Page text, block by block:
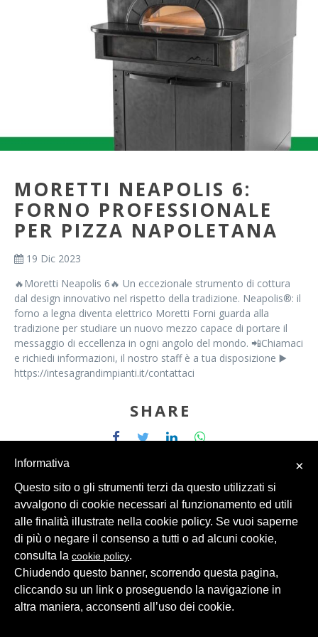
MORETTI NEAPOLIS 6:
FORNO PROFESSIONALE
PER PIZZA NAPOLETANA
19 Dic 2023
🔥Moretti Neapolis 6🔥 Un eccezionale strumento di cottura
dal design innovativo nel rispetto della tradizione. Neapolis®: il
forno a legna diventa elettrico Moretti Forni guarda alla
tradizione per studiare un nuovo mezzo capace di portare il
messaggio di eccellenza in ogni angolo del mondo. 📲Chiamaci
e richiedi informazioni, il nostro staff è a tua disposizione ▶️
https://intesagrandimpianti.it/contattaci
SHARE
© 2026 Intesa Grandi Impianti Srl Dati Personali
×
Informativa
Questo sito o gli strumenti terzi da questo utilizzati si
avvalgono di cookie necessari al funzionamento ed utili
alle finalità illustrate nella cookie policy. Se vuoi saperne
di più o negare il consenso a tutti o ad alcuni cookie,
consulta la cookie policy.
Chiudendo questo banner, scorrendo questa pagina,
cliccando su un link o proseguendo la navigazione in
altra maniera, acconsenti all’uso dei cookie.